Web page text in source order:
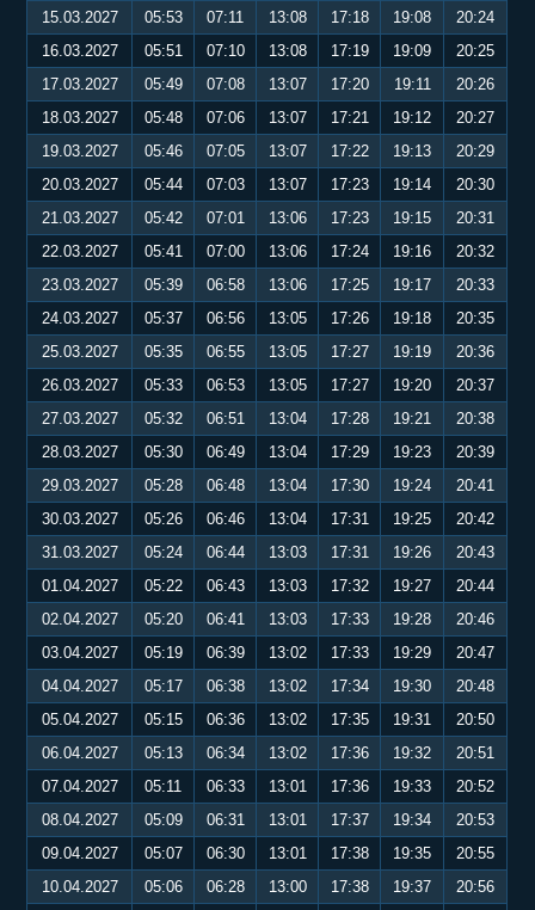
15.03.2027
05:53 07:11 13:08 17:18 19:08
20:24
16.03.2027
05:51 07:10 13:08 17:19 19:09
20:25
17.03.2027
05:49 07:08 13:07 17:20 19:11
20:26
18.03.2027
05:48 07:06 13:07 17:21 19:12
20:27
19.03.2027
05:46 07:05 13:07 17:22 19:13
20:29
20.03.2027
05:44 07:03 13:07 17:23 19:14
20:30
21.03.2027
05:42 07:01 13:06 17:23 19:15
20:31
22.03.2027
05:41 07:00 13:06 17:24 19:16
20:32
23.03.2027
05:39 06:58 13:06 17:25 19:17
20:33
24.03.2027
05:37 06:56 13:05 17:26 19:18
20:35
25.03.2027
05:35 06:55 13:05 17:27 19:19
20:36
26.03.2027
05:33 06:53 13:05 17:27 19:20
20:37
27.03.2027
05:32 06:51 13:04 17:28 19:21
20:38
28.03.2027
05:30 06:49 13:04 17:29 19:23
20:39
29.03.2027
05:28 06:48 13:04 17:30 19:24
20:41
30.03.2027
05:26 06:46 13:04 17:31 19:25
20:42
31.03.2027
05:24 06:44 13:03 17:31 19:26
20:43
01.04.2027
05:22 06:43 13:03 17:32 19:27
20:44
02.04.2027
05:20 06:41 13:03 17:33 19:28
20:46
03.04.2027
05:19 06:39 13:02 17:33 19:29
20:47
04.04.2027
05:17 06:38 13:02 17:34 19:30
20:48
05.04.2027
05:15 06:36 13:02 17:35 19:31
20:50
06.04.2027
05:13 06:34 13:02 17:36 19:32
20:51
07.04.2027
05:11 06:33 13:01 17:36 19:33
20:52
08.04.2027
05:09 06:31 13:01 17:37 19:34
20:53
09.04.2027
05:07 06:30 13:01 17:38 19:35
20:55
10.04.2027
05:06 06:28 13:00 17:38 19:37 20:56